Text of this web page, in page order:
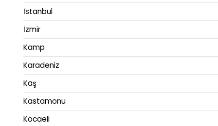
İstanbul
İzmir
Kamp
Karadeniz
Kaş
Kastamonu
Kocaeli